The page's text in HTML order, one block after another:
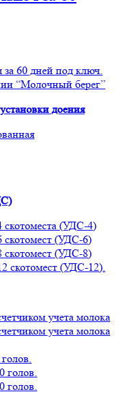
за 60 дней под ключ.
“Молочный берег”
доения
скотоместа (УДС-4)
скотомест (УДС-6)
скотомест (УДС-8)
скотомест (УДС-12).
учета молока
учета молока
голов.
голов.